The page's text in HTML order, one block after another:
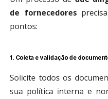
de fornecedores
pontos:
1. Coleta e validação de
Solicite todos os
sua política interna e